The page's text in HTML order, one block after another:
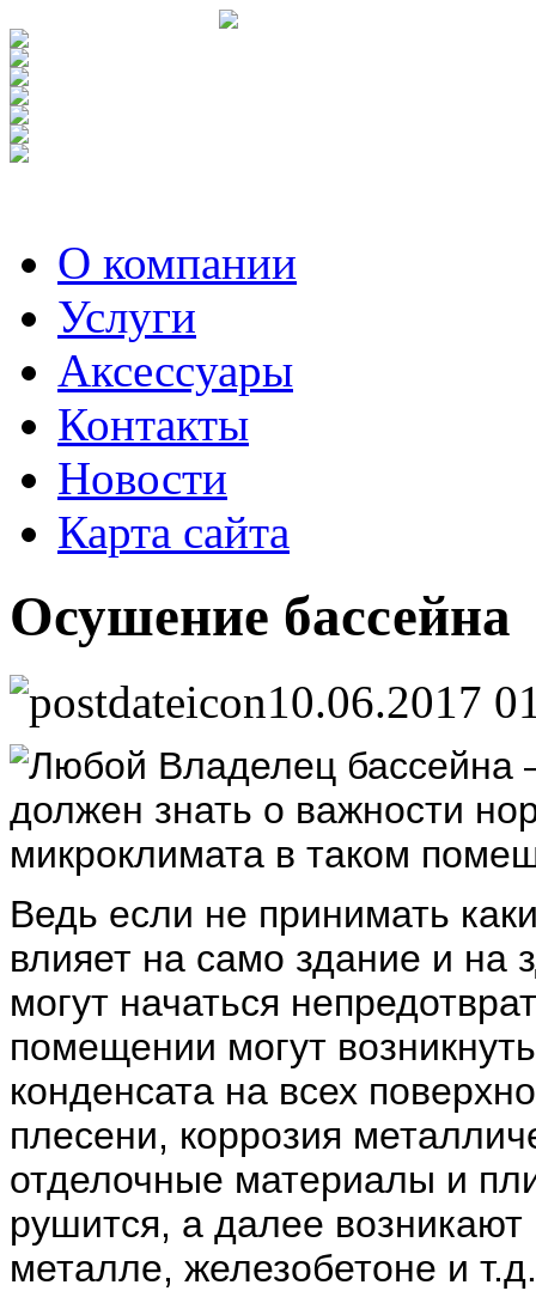
О компании
Услуги
Аксесcуары
Контакты
Новости
Карта сайта
Осушение бассейна
10.06.2017
Любой Владелец бассейна
должен знать о важности
микроклимата в таком
Ведь если не принимать
влияет на само здание и
могут начаться
помещении могут
конденсата на всех
плесени, коррозия
отделочные материалы и
рушится, а далее
металле, железобетоне и т.д.